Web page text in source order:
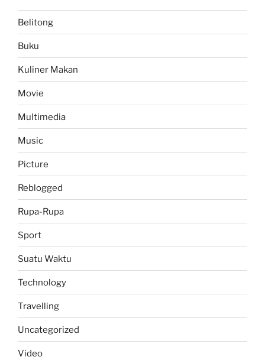
Kepala
Pulau
Babi.”
Belitong
Buku
Kuliner Makan
Movie
Multimedia
Music
Picture
Reblogged
Rupa-Rupa
Sport
Suatu Waktu
Technology
Travelling
Uncategorized
Video